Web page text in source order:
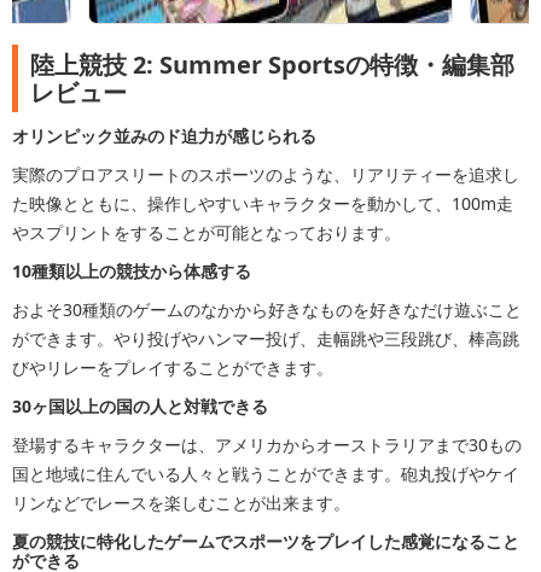
陸上競技 2: Summer Sportsの特徴・編集部
レビュー
オリンピック並みのド迫力が感じられる
実際のプロアスリートのスポーツのような、リアリティーを追求し
た映像とともに、操作しやすいキャラクターを動かして、100m走
やスプリントをすることが可能となっております。
10種類以上の競技から体感する
およそ30種類のゲームのなかから好きなものを好きなだけ遊ぶこと
ができます。やり投げやハンマー投げ、走幅跳や三段跳び、棒高跳
びやリレーをプレイすることができます。
30ヶ国以上の国の人と対戦できる
登場するキャラクターは、アメリカからオーストラリアまで30もの
国と地域に住んでいる人々と戦うことができます。砲丸投げやケイ
リンなどでレースを楽しむことが出来ます。
夏の競技に特化したゲームでスポーツをプレイした感覚になること
ができる